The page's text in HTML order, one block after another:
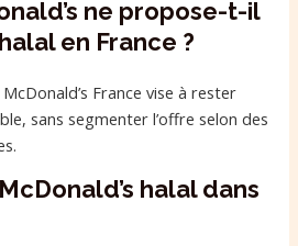
ne propose-t-il
en France ?
France vise à rester
sans segmenter l’offre selon des
halal dans